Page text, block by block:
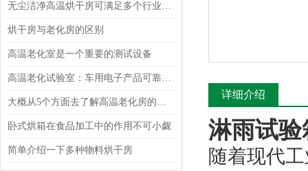
无尘洁净高温烘干房可满足多个行业需求
烘干房与老化房的区别
高温老化室是一个重要的测试设备
高温老化试验室：车用电子产品可靠性验证的“炼金炉”
大概从5个方面去了解高温老化房的价格
卧式烘箱在食品加工中的作用不可小觑
简单介绍一下多种物料烘干房
详细介绍
淋雨试验
随着现代